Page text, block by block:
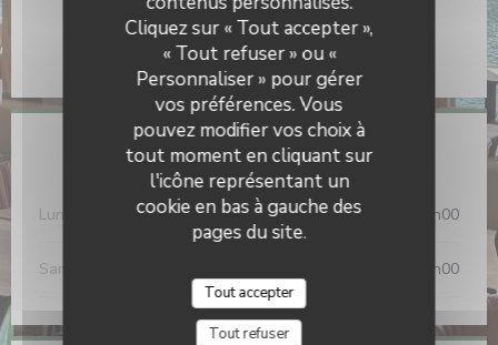
Cliquez sur « Tout accepter »,
« Tout refuser » ou «
Personnaliser » pour gérer
vos préférences. Vous
pouvez modifier vos choix à
tout moment en cliquant sur
l'icône représentant un
cookie en bas à gauche des
pages du site.
Tout accepter
Tout refuser
Chèques Vacances, Titres restaurant, Carte Bleue,
American Express, Apple Pay, Eurocard/Mastercard,
Paiement Sans Contact, Visa
Horaires
Lun 10h00 - 01h00
Sam 09h00 - 01h00
Restaurant Modulo